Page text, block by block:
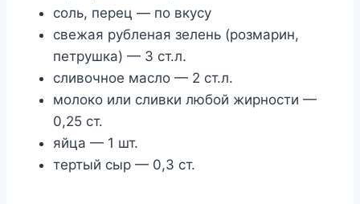
соль, перец — по вкусу
свежая рубленая зелень (розмарин,
петрушка) — 3 ст.л.
сливочное масло — 2 ст.л.
молоко или сливки любой жирности —
0,25 ст.
яйца — 1 шт.
тертый сыр — 0,3 ст.